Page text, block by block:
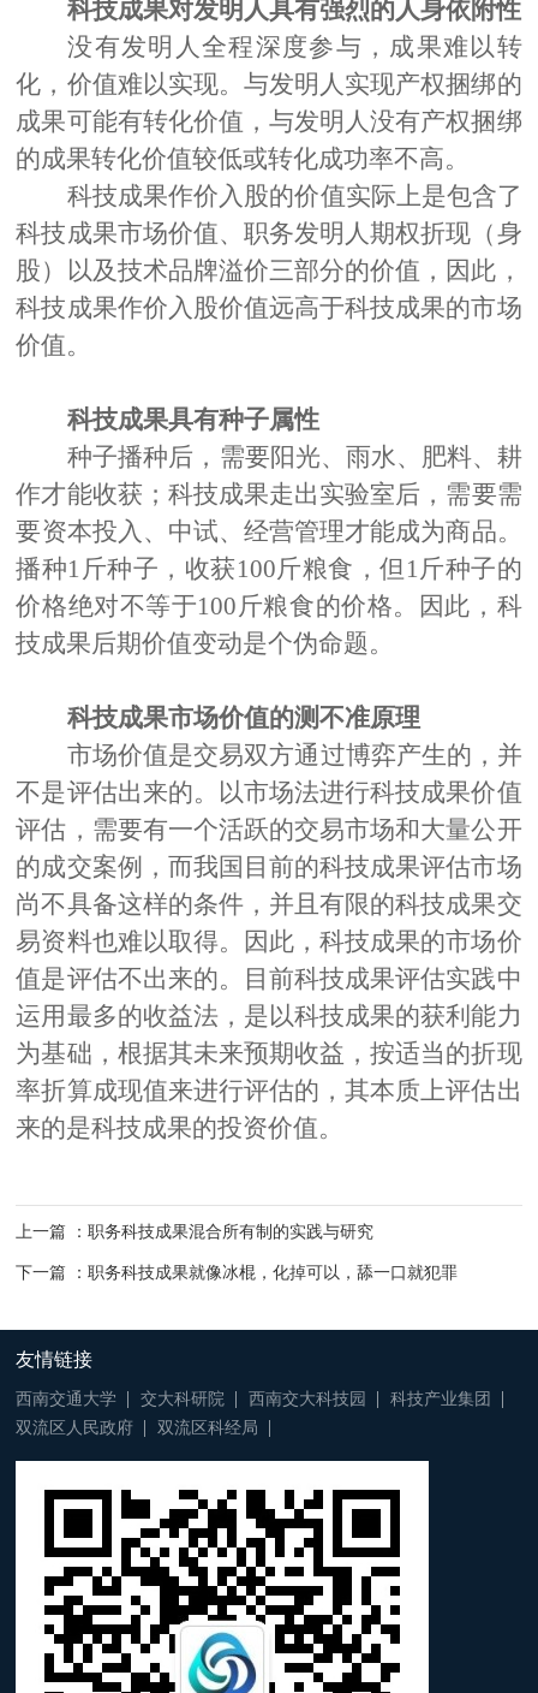
科技成果对发明人具有强烈的人身依附性
没有发明人全程深度参与，成果难以转
化，价值难以实现。与发明人实现产权捆绑的
成果可能有转化价值，与发明人没有产权捆绑
的成果转化价值较低或转化成功率不高。
科技成果作价入股的价值实际上是包含了
科技成果市场价值、职务发明人期权折现（身
股）以及技术品牌溢价三部分的价值，因此，
科技成果作价入股价值远高于科技成果的市场
价值。
科技成果具有种子属性
种子播种后 ， 需要阳光、雨水、肥料、耕
作才能收获 ；科技成果走出实验室后，需要需
要资本投入 、 中试、 经营管理才能成为商品。
播种1斤种子 ， 收获100斤粮食 ，但 1斤种子的
价格绝对不等于100斤粮食的价格。因此， 科
技成果后期价值变动是个伪命题。
科技成果市场价值的测不准原理
市场价值是交易双方通过博弈产生的， 并
不是评估出来的。以市场法进行科技成果价值
评估，需要有一个活跃的交易市场和大量公开
的成交案例，而我国目前的科技成果评估市场
尚不具备这样的条件，并且有限的科技成果交
易资料也难以取得。因此，科技成果的市场价
值是评估不出来的。目前科技成果评估实践中
运用最多的收益法，是以科技成果的获利能力
为基础，根据其未来预期收益，按适当的折现
率折算成现值来进行评估的，其本质上评估出
来的是科技成果的投资价值。
上一篇 ：职务科技成果混合所有制的实践与研究
下一篇 ：职务科技成果就像冰棍，化掉可以，舔一口就犯罪
友情链接
西南交通大学 交大科研院 西南交大科技园
科技产业集团
双流区人民政府
双流区科经局